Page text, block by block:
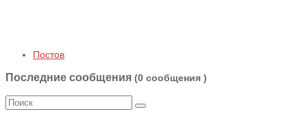
Постов
Последние сообщения (0 сообщения )